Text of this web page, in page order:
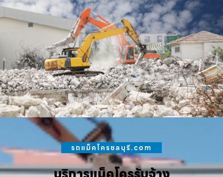
รถแม็คโครชลบุรี.com